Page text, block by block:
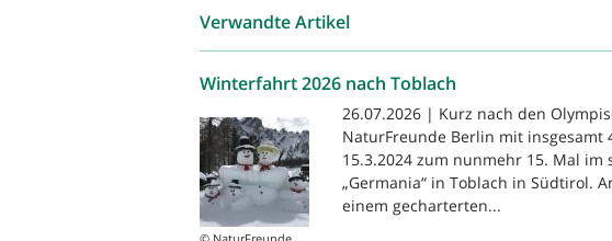
Verwandte Artikel
Winterfahrt 2026 nach Toblach
26.07.2026 | Kurz nach den
NaturFreunde Berlin mit insgesamt
15.3.2024 zum nunmehr 15. Mal
„Germania“ in Toblach in Südtirol.
einem gecharterten...